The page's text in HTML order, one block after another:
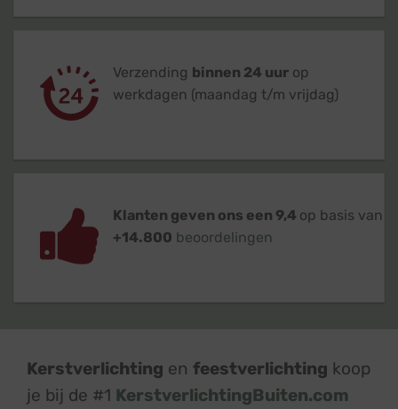
Verzending binnen 24 uur op
werkdagen (maandag t/m vrijdag)
Klanten geven ons een 9,4 op basis van
+14.800 beoordelingen
Kerstverlichting en feestverlichting koop
je bij de #1 KerstverlichtingBuiten.com